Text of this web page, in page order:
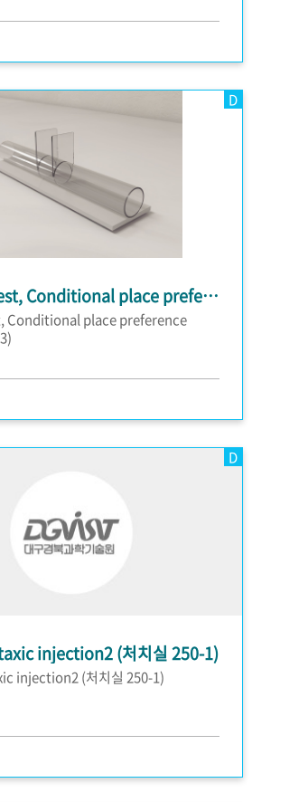
(4) Tube test, Conditional place preference room (B250-3)
Conditional place preference
D
injection2 (처치실 250-1)
injection2 (처치실 250-1)
D